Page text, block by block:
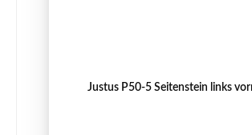
Justus P50-5 Seitenstein links